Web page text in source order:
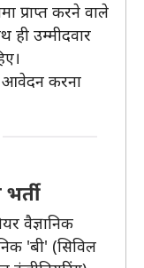
प्राप्त करने वाले
ही उम्मीदवार
आवेदन करना
वैज्ञानिक
'बी' (सिविल